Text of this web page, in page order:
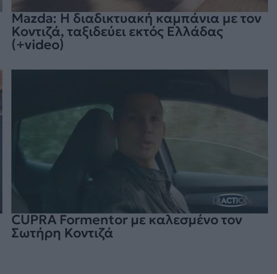
Mazda: Η διαδικτυακή καμπάνια με τον
Κοντιζά, ταξιδεύει εκτός Ελλάδας
(+video)
CUPRA Formentor με καλεσμένο τον
Σωτήρη Κοντιζά